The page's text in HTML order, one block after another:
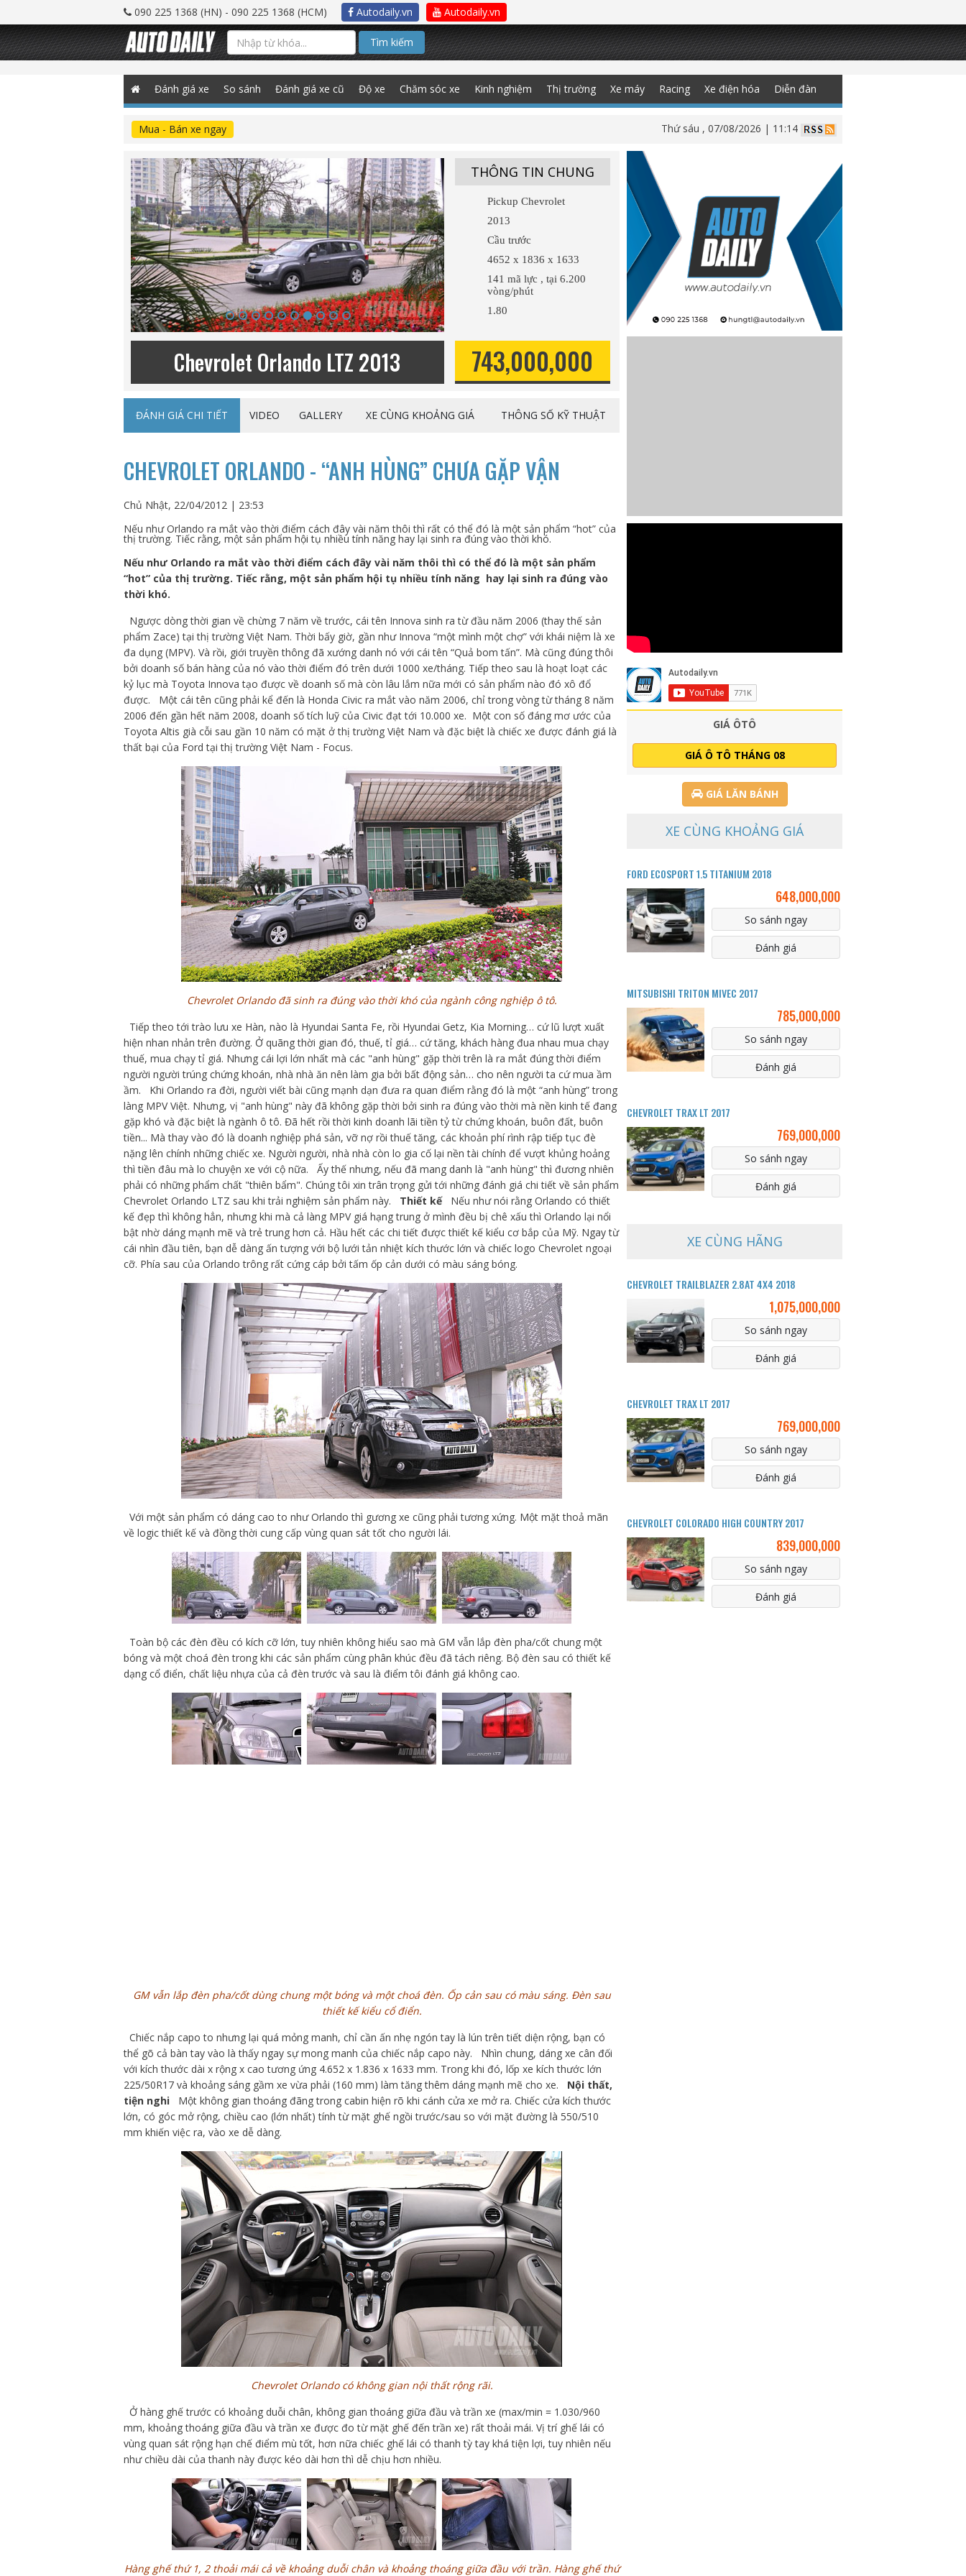
090 225 1368 (HN) - 090 225 1368 (HCM) Autodaily.vn Autodaily.vn
Tìm kiếm
Đánh giá xe So sánh Đánh giá xe cũ Độ xe Chăm sóc xe Kinh nghiệm Thị trường Xe máy Racing Xe điện hóa Diễn đàn
Mua - Bán xe ngay Thứ sáu , 07/08/2026 | 11:14
Chevrolet Orlando LTZ 2013
THÔNG TIN CHUNG
Pickup Chevrolet
2013
Cầu trước
4652 x 1836 x 1633
141 mã lực , tại 6.200
vòng/phút
1.80
743,000,000
ĐÁNH GIÁ CHI TIẾT VIDEO GALLERY XE CÙNG KHOẢNG GIÁ THÔNG SỐ KỸ THUẬT
CHEVROLET ORLANDO - “ANH HÙNG” CHƯA GẶP VẬN
Chủ Nhật, 22/04/2012 | 23:53
Nếu như Orlando ra mắt vào thời điểm cách đây vài năm thôi thì rất có thể đó là một sản phẩm “hot” của
thị trường. Tiếc rằng, một sản phẩm hội tụ nhiều tính năng hay lại sinh ra đúng vào thời khó.
Nếu như Orlando ra mắt vào thời điểm cách đây vài năm thôi thì có thể đó là một sản phẩm
“hot” của thị trường. Tiếc rằng, một sản phẩm hội tụ nhiều tính năng hay lại sinh ra đúng vào
thời khó.
Ngược dòng thời gian về chừng 7 năm về trước, cái tên Innova sinh ra từ đầu năm 2006 (thay thế sản
phẩm Zace) tại thị trường Việt Nam. Thời bấy giờ, gần như Innova “một mình một chợ” với khái niệm là xe
đa dụng (MPV). Và rồi, giới truyền thông đã xướng danh nó với cái tên “Quả bom tấn”. Mà cũng đúng thôi
bởi doanh số bán hàng của nó vào thời điểm đó trên dưới 1000 xe/tháng. Tiếp theo sau là hoạt loạt các
kỷ lục mà Toyota Innova tạo được về doanh số mà còn lâu lắm nữa mới có sản phẩm nào đó xô đổ
được. Một cái tên cũng phải kể đến là Honda Civic ra mắt vào năm 2006, chỉ trong vòng từ tháng 8 năm
2006 đến gần hết năm 2008, doanh số tích luỹ của Civic đạt tới 10.000 xe. Một con số đáng mơ ước của
Toyota Altis già cỗi sau gần 10 năm có mặt ở thị trường Việt Nam và đặc biệt là chiếc xe được đánh giá là
thất bại của Ford tại thị trường Việt Nam - Focus.
Chevrolet Orlando đã sinh ra đúng vào thời khó của ngành công nghiệp ô tô.
Tiếp theo tới trào lưu xe Hàn, nào là Hyundai Santa Fe, rồi Hyundai Getz, Kia Morning… cứ lũ lượt xuất
hiện nhan nhản trên đường. Ở quãng thời gian đó, thuế, tỉ giá… cứ tăng, khách hàng đua nhau mua chạy
thuế, mua chạy tỉ giá. Nhưng cái lợi lớn nhất mà các "anh hùng" gặp thời trên là ra mắt đúng thời điểm
người người trúng chứng khoán, nhà nhà ăn nên làm gia bởi bất động sản… cho nên người ta cứ mua ầm
ầm. Khi Orlando ra đời, người viết bài cũng mạnh dạn đưa ra quan điểm rằng đó là một “anh hùng” trong
làng MPV Việt. Nhưng, vị "anh hùng" này đã không gặp thời bởi sinh ra đúng vào thời mà nền kinh tế đang
gặp khó và đặc biệt là ngành ô tô. Đã hết rồi thời kinh doanh lãi tiền tỷ từ chứng khoán, buôn đất, buôn
tiền... Mà thay vào đó là doanh nghiệp phá sản, vỡ nợ rồi thuế tăng, các khoản phí rình rập tiếp tục đè
nặng lên chính những chiếc xe. Người người, nhà nhà còn lo gia cố lại nền tài chính để vượt khủng hoảng
thì tiền đâu mà lo chuyện xe với cộ nữa. Ấy thế nhưng, nếu đã mang danh là "anh hùng" thì đương nhiên
phải có những phẩm chất "thiên bẩm". Chúng tôi xin trân trọng gửi tới những đánh giá chi tiết về sản phẩm
Chevrolet Orlando LTZ sau khi trải nghiệm sản phẩm này.
Thiết kế
Nếu như nói rằng Orlando có thiết
kế đẹp thì không hẳn, nhưng khi mà cả làng MPV giá hạng trung ở mình đều bị chê xấu thì Orlando lại nổi
bật nhờ dáng mạnh mẽ và trẻ trung hơn cả. Hầu hết các chi tiết được thiết kế kiểu cơ bắp của Mỹ. Ngay từ
cái nhìn đầu tiên, bạn dễ dàng ấn tượng với bộ lưới tản nhiệt kích thước lớn và chiếc logo Chevrolet ngoại
cỡ. Phía sau của Orlando trông rất cứng cáp bởi tấm ốp cản dưới có màu sáng bóng.
Với một sản phẩm có dáng cao to như Orlando thì gương xe cũng phải tương xứng. Một mặt thoả mãn
về logic thiết kế và đồng thời cung cấp vùng quan sát tốt cho người lái.
Toàn bộ các đèn đều có kích cỡ lớn, tuy nhiên không hiểu sao mà GM vẫn lắp đèn pha/cốt chung một
bóng và một choá đèn trong khi các sản phẩm cùng phân khúc đều đã tách riêng. Bộ đèn sau có thiết kế
dạng cổ điển, chất liệu nhựa của cả đèn trước và sau là điểm tôi đánh giá không cao.
GM vẫn lắp đèn pha/cốt dùng chung một bóng và một choá đèn. Ốp cản sau có màu sáng. Đèn sau
thiết kế kiểu cổ điển.
Chiếc nắp capo to nhưng lại quá mỏng manh, chỉ cần ấn nhẹ ngón tay là lún trên tiết diện rộng, bạn có
thể gõ cả bàn tay vào là thấy ngay sự mong manh của chiếc nắp capo này. Nhìn chung, dáng xe cân đối
với kích thước dài x rộng x cao tương ứng 4.652 x 1.836 x 1633 mm. Trong khi đó, lốp xe kích thước lớn
225/50R17 và khoảng sáng gầm xe vừa phải (160 mm) làm tăng thêm dáng mạnh mẽ cho xe. Nội thất,
tiện nghi
Một không gian thoáng đãng trong cabin hiện rõ khi cánh cửa xe mở ra. Chiếc cửa kích thước
lớn, có góc mở rộng, chiều cao (lớn nhất) tính từ mặt ghế ngồi trước/sau so với mặt đường là 550/510
mm khiến việc ra, vào xe dễ dàng.
Chevrolet Orlando có không gian nội thất rộng rãi.
Ở hàng ghế trước có khoảng duỗi chân, không gian thoáng giữa đầu và trần xe (max/min = 1.030/960
mm, khoảng thoáng giữa đầu và trần xe được đo từ mặt ghế đến trần xe) rất thoải mái. Vị trí ghế lái có
vùng quan sát rộng hạn chế điểm mù tốt, hơn nữa chiếc ghế lái có thanh tỳ tay khá tiện lợi, tuy nhiên nếu
như chiều dài của thanh này được kéo dài hơn thì dễ chịu hơn nhiều.
Hàng ghế thứ 1, 2 thoải mái cả về khoảng duỗi chân và khoảng thoáng giữa đầu với trần. Hàng ghế thứ
GIÁ ÔTÔ
GIÁ Ô TÔ THÁNG 08
GIÁ LĂN BÁNH
XE CÙNG KHOẢNG GIÁ
FORD ECOSPORT 1.5 TITANIUM 2018
648,000,000
So sánh ngay
Đánh giá
MITSUBISHI TRITON MIVEC 2017
785,000,000
So sánh ngay
Đánh giá
CHEVROLET TRAX LT 2017
769,000,000
So sánh ngay
Đánh giá
XE CÙNG HÃNG
CHEVROLET TRAILBLAZER 2.8AT 4X4 2018
1,075,000,000
So sánh ngay
Đánh giá
CHEVROLET TRAX LT 2017
769,000,000
So sánh ngay
Đánh giá
CHEVROLET COLORADO HIGH COUNTRY 2017
839,000,000
So sánh ngay
Đánh giá